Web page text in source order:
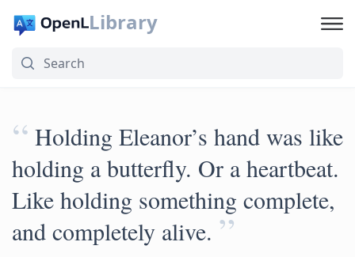
Library
“ Holding Eleanor’s hand was like
holding a butterfly. Or a heartbeat.
Like holding something complete,
and completely alive. ”